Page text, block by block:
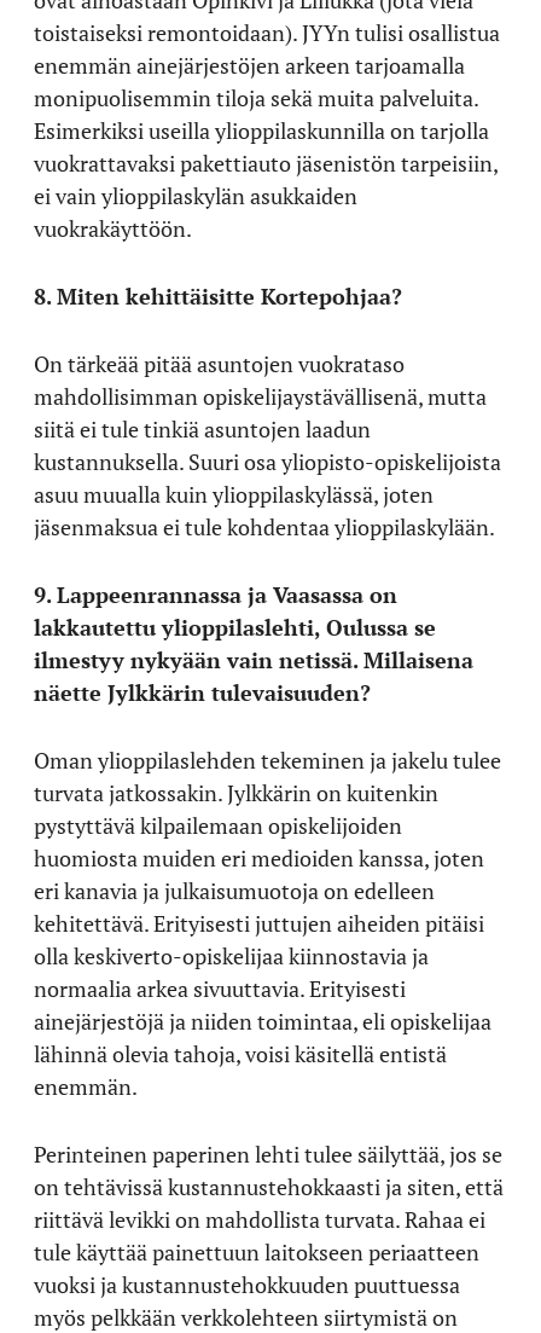
toistaiseksi remontoidaan). JYYn tulisi osallistua
enemmän ainejärjestöjen arkeen tarjoamalla
monipuolisemmin tiloja sekä muita palveluita.
Esimerkiksi useilla ylioppilaskunnilla on tarjolla
vuokrattavaksi pakettiauto jäsenistön tarpeisiin,
ei vain ylioppilaskylän asukkaiden
vuokrakäyttöön.
8. Miten kehittäisitte Kortepohjaa?
On tärkeää pitää asuntojen vuokrataso
mahdollisimman opiskelijaystävällisenä, mutta
siitä ei tule tinkiä asuntojen laadun
kustannuksella. Suuri osa yliopisto-opiskelijoista
asuu muualla kuin ylioppilaskylässä, joten
jäsenmaksua ei tule kohdentaa ylioppilaskylään.
9. Lappeenrannassa ja Vaasassa on
lakkautettu ylioppilaslehti, Oulussa se
ilmestyy nykyään vain netissä. Millaisena
näette Jylkkärin tulevaisuuden?
Oman ylioppilaslehden tekeminen ja jakelu tulee
turvata jatkossakin. Jylkkärin on kuitenkin
pystyttävä kilpailemaan opiskelijoiden
huomiosta muiden eri medioiden kanssa, joten
eri kanavia ja julkaisumuotoja on edelleen
kehitettävä. Erityisesti juttujen aiheiden pitäisi
olla keskiverto-opiskelijaa kiinnostavia ja
normaalia arkea sivuuttavia. Erityisesti
ainejärjestöjä ja niiden toimintaa, eli opiskelijaa
lähinnä olevia tahoja, voisi käsitellä entistä
enemmän.
Perinteinen paperinen lehti tulee säilyttää, jos se
on tehtävissä kustannustehokkaasti ja siten, että
riittävä levikki on mahdollista turvata. Rahaa ei
tule käyttää painettuun laitokseen periaatteen
vuoksi ja kustannustehokkuuden puuttuessa
myös pelkkään verkkolehteen siirtymistä on